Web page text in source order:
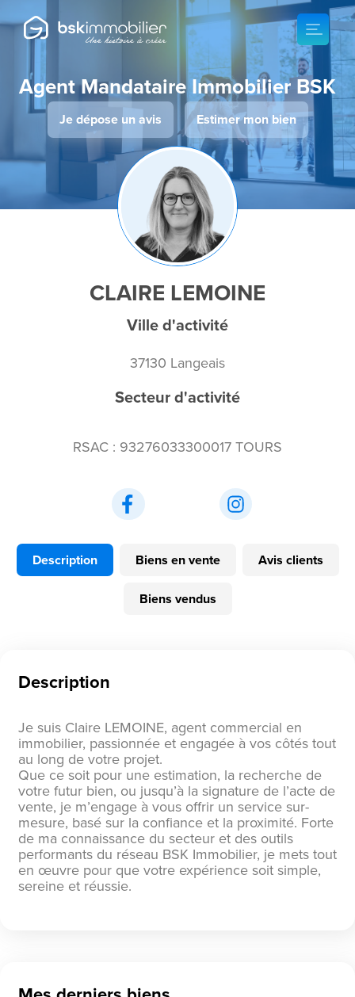
Agent Mandataire Immobilier BSK
Je dépose un avis Estimer mon bien
CLAIRE LEMOINE
Ville d'activité
37130 Langeais
Secteur d'activité
RSAC : 93276033300017 TOURS
Description Biens en vente Avis clients
Biens vendus
Description
Je suis Claire LEMOINE, agent commercial en
immobilier, passionnée et engagée à vos côtés tout
au long de votre projet.
Que ce soit pour une estimation, la recherche de
votre futur bien, ou jusqu’à la signature de l’acte de
vente, je m’engage à vous offrir un service sur-
mesure, basé sur la confiance et la proximité. Forte
de ma connaissance du secteur et des outils
performants du réseau BSK Immobilier, je mets tout
en œuvre pour que votre expérience soit simple,
sereine et réussie.